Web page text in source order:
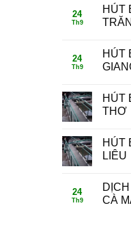
24
Th9
HÚT
24
Th9
HÚT
HÚT
THƠ
HÚT
LIÊU
24
Th9
CÀ